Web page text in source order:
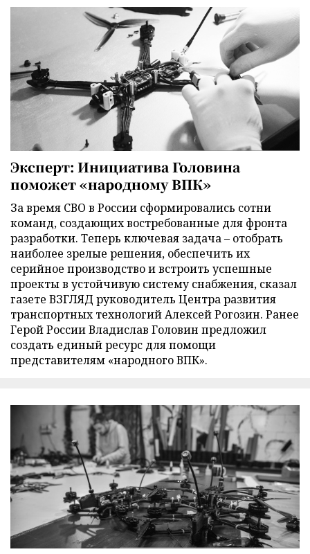
Эксперт: Инициатива Головина
поможет «народному ВПК»
За время СВО в России сформировались сотни
команд, создающих востребованные для фронта
разработки. Теперь ключевая задача – отобрать
наиболее зрелые решения, обеспечить их
серийное производство и встроить успешные
проекты в устойчивую систему снабжения, сказал
газете ВЗГЛЯД руководитель Центра развития
транспортных технологий Алексей Рогозин. Ранее
Герой России Владислав Головин предложил
создать единый ресурс для помощи
представителям «народного ВПК».